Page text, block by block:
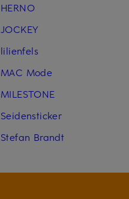
HERNO
JOCKEY
lilienfels
MAC Mode
MILESTONE
Seidensticker
Stefan Brandt